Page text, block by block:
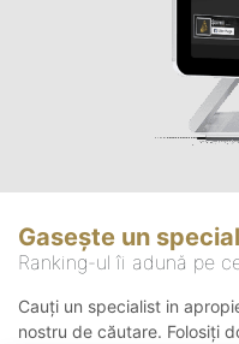
Gasește un
Ranking-ul îi adună pe
Cauți un specialist in
nostru de căutare. Folosiți